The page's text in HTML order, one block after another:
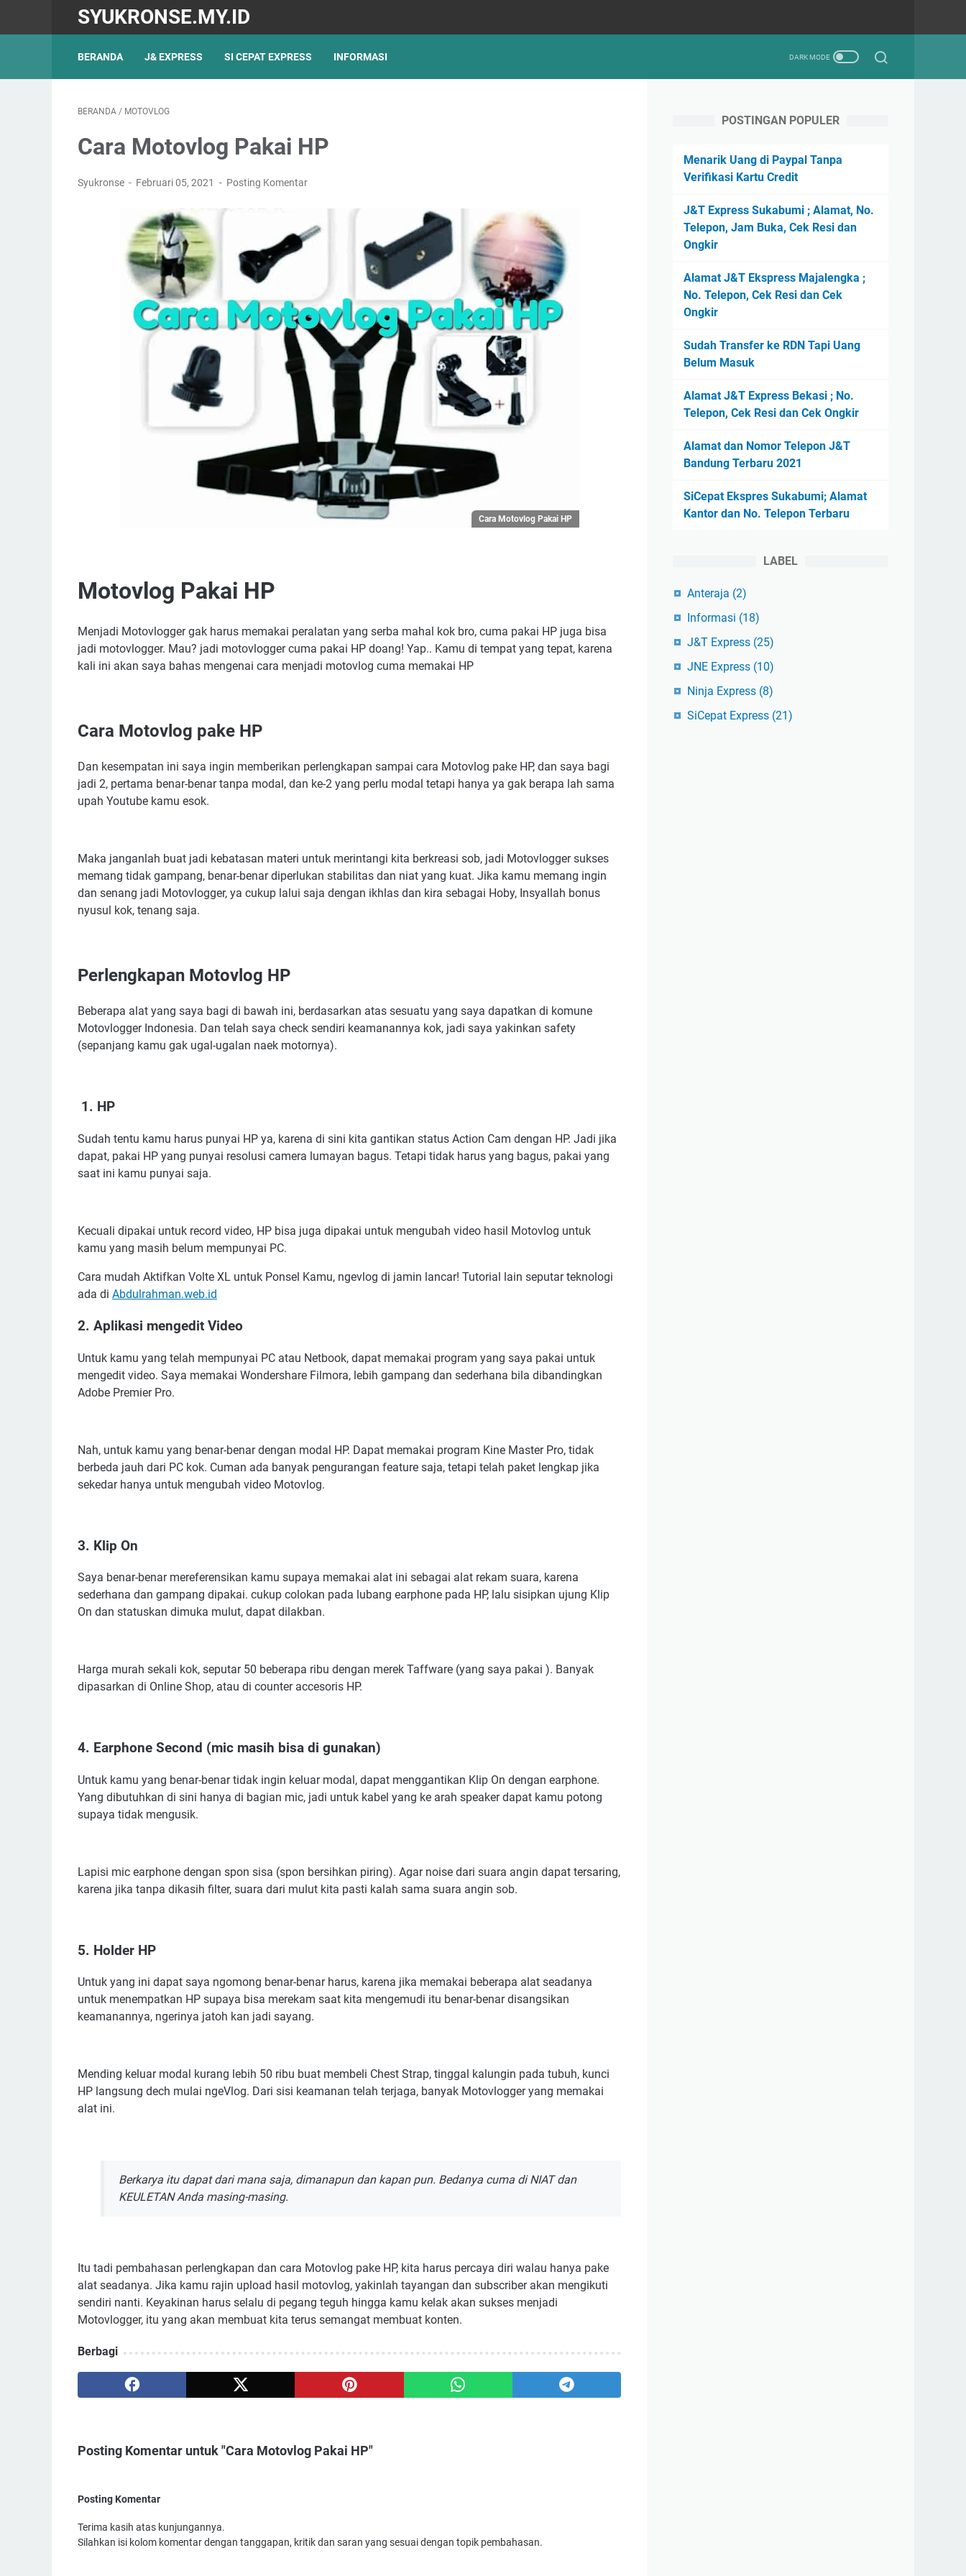
SYUKRONSE.MY.ID
BERANDA J& EXPRESS SI CEPAT EXPRESS INFORMASI
BERANDA / MOTOVLOG
Cara Motovlog Pakai HP
Syukronse Februari 05, 2021 Posting Komentar
Cara Motovlog Pakai HP
Motovlog Pakai HP
Menjadi Motovlogger gak harus memakai peralatan yang serba mahal kok bro, cuma pakai HP juga bisa
jadi motovlogger. Mau? jadi motovlogger cuma pakai HP doang! Yap.. Kamu di tempat yang tepat, karena
kali ini akan saya bahas mengenai cara menjadi motovlog cuma memakai HP
Cara Motovlog pake HP
Dan kesempatan ini saya ingin memberikan perlengkapan sampai cara Motovlog pake HP, dan saya bagi
jadi 2, pertama benar-benar tanpa modal, dan ke-2 yang perlu modal tetapi hanya ya gak berapa lah sama
upah Youtube kamu esok.
Maka janganlah buat jadi kebatasan materi untuk merintangi kita berkreasi sob, jadi Motovlogger sukses
memang tidak gampang, benar-benar diperlukan stabilitas dan niat yang kuat. Jika kamu memang ingin
dan senang jadi Motovlogger, ya cukup lalui saja dengan ikhlas dan kira sebagai Hoby, Insyallah bonus
nyusul kok, tenang saja.
Perlengkapan Motovlog HP
Beberapa alat yang saya bagi di bawah ini, berdasarkan atas sesuatu yang saya dapatkan di komune
Motovlogger Indonesia. Dan telah saya check sendiri keamanannya kok, jadi saya yakinkan safety
(sepanjang kamu gak ugal-ugalan naek motornya).
1. HP
Sudah tentu kamu harus punyai HP ya, karena di sini kita gantikan status Action Cam dengan HP. Jadi jika
dapat, pakai HP yang punyai resolusi camera lumayan bagus. Tetapi tidak harus yang bagus, pakai yang
saat ini kamu punyai saja.
Kecuali dipakai untuk record video, HP bisa juga dipakai untuk mengubah video hasil Motovlog untuk
kamu yang masih belum mempunyai PC.
Cara mudah Aktifkan Volte XL untuk Ponsel Kamu, ngevlog di jamin lancar! Tutorial lain seputar teknologi
ada di Abdulrahman.web.id
2. Aplikasi mengedit Video
Untuk kamu yang telah mempunyai PC atau Netbook, dapat memakai program yang saya pakai untuk
mengedit video. Saya memakai Wondershare Filmora, lebih gampang dan sederhana bila dibandingkan
Adobe Premier Pro.
Nah, untuk kamu yang benar-benar dengan modal HP. Dapat memakai program Kine Master Pro, tidak
berbeda jauh dari PC kok. Cuman ada banyak pengurangan feature saja, tetapi telah paket lengkap jika
sekedar hanya untuk mengubah video Motovlog.
3. Klip On
Saya benar-benar mereferensikan kamu supaya memakai alat ini sebagai alat rekam suara, karena
sederhana dan gampang dipakai. cukup colokan pada lubang earphone pada HP, lalu sisipkan ujung Klip
On dan statuskan dimuka mulut, dapat dilakban.
Harga murah sekali kok, seputar 50 beberapa ribu dengan merek Taffware (yang saya pakai ). Banyak
dipasarkan di Online Shop, atau di counter accesoris HP.
4. Earphone Second (mic masih bisa di gunakan)
Untuk kamu yang benar-benar tidak ingin keluar modal, dapat menggantikan Klip On dengan earphone.
Yang dibutuhkan di sini hanya di bagian mic, jadi untuk kabel yang ke arah speaker dapat kamu potong
supaya tidak mengusik.
Lapisi mic earphone dengan spon sisa (spon bersihkan piring). Agar noise dari suara angin dapat tersaring,
karena jika tanpa dikasih filter, suara dari mulut kita pasti kalah sama suara angin sob.
5. Holder HP
Untuk yang ini dapat saya ngomong benar-benar harus, karena jika memakai beberapa alat seadanya
untuk menempatkan HP supaya bisa merekam saat kita mengemudi itu benar-benar disangsikan
keamanannya, ngerinya jatoh kan jadi sayang.
Mending keluar modal kurang lebih 50 ribu buat membeli Chest Strap, tinggal kalungin pada tubuh, kunci
HP langsung dech mulai ngeVlog. Dari sisi keamanan telah terjaga, banyak Motovlogger yang memakai
alat ini.
Berkarya itu dapat dari mana saja, dimanapun dan kapan pun. Bedanya cuma di NIAT dan
KEULETAN Anda masing-masing.
Itu tadi pembahasan perlengkapan dan cara Motovlog pake HP, kita harus percaya diri walau hanya pake
alat seadanya. Jika kamu rajin upload hasil motovlog, yakinlah tayangan dan subscriber akan mengikuti
sendiri nanti. Keyakinan harus selalu di pegang teguh hingga kamu kelak akan sukses menjadi
Motovlogger, itu yang akan membuat kita terus semangat membuat konten.
Berbagi
Posting Komentar untuk "Cara Motovlog Pakai HP"
Posting Komentar
Terima kasih atas kunjungannya.
Silahkan isi kolom komentar dengan tanggapan, kritik dan saran yang sesuai dengan topik pembahasan.
POSTINGAN POPULER
Menarik Uang di Paypal Tanpa
Verifikasi Kartu Credit
J&T Express Sukabumi ; Alamat, No.
Telepon, Jam Buka, Cek Resi dan
Ongkir
Alamat J&T Ekspress Majalengka ;
No. Telepon, Cek Resi dan Cek
Ongkir
Sudah Transfer ke RDN Tapi Uang
Belum Masuk
Alamat J&T Express Bekasi ; No.
Telepon, Cek Resi dan Cek Ongkir
Alamat dan Nomor Telepon J&T
Bandung Terbaru 2021
SiCepat Ekspres Sukabumi; Alamat
Kantor dan No. Telepon Terbaru
LABEL
Anteraja (2)
Informasi (18)
J&T Express (25)
JNE Express (10)
Ninja Express (8)
SiCepat Express (21)